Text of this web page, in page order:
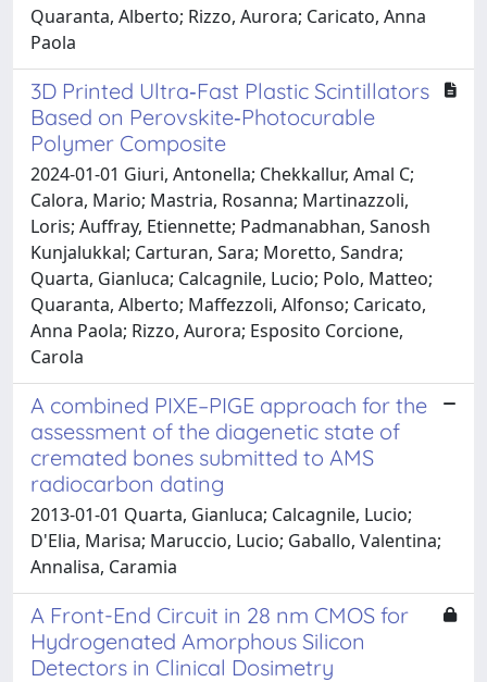
Quaranta, Alberto; Rizzo, Aurora; Caricato, Anna
Paola
3D Printed Ultra‐Fast Plastic Scintillators
Based on Perovskite‐Photocurable
Polymer Composite
2024-01-01 Giuri, Antonella; Chekkallur, Amal C;
Calora, Mario; Mastria, Rosanna; Martinazzoli,
Loris; Auffray, Etiennette; Padmanabhan, Sanosh
Kunjalukkal; Carturan, Sara; Moretto, Sandra;
Quarta, Gianluca; Calcagnile, Lucio; Polo, Matteo;
Quaranta, Alberto; Maffezzoli, Alfonso; Caricato,
Anna Paola; Rizzo, Aurora; Esposito Corcione,
Carola
A combined PIXE–PIGE approach for the
assessment of the diagenetic state of
cremated bones submitted to AMS
radiocarbon dating
2013-01-01 Quarta, Gianluca; Calcagnile, Lucio;
D'Elia, Marisa; Maruccio, Lucio; Gaballo, Valentina;
Annalisa, Caramia
A Front-End Circuit in 28 nm CMOS for
Hydrogenated Amorphous Silicon
Detectors in Clinical Dosimetry